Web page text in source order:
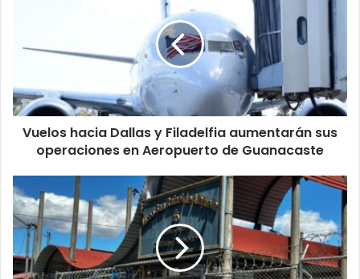
Filadelfia
operaciones
en
Aeropuerto
Vuelos hacia Dallas y Filadelfia aumentarán sus
operaciones en Aeropuerto de Guanacaste
Hombres
entran
a
colegio
y
apuñalan